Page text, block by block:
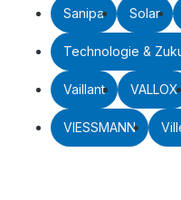
Sanipa Solar
Technologie &
Vaillant VALLOX
VIESSMANN